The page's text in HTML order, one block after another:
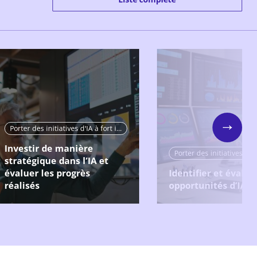
Porter des initiatives d'IA à fort impact
Investir de manière
stratégique dans l’IA et
évaluer les progrès
réalisés
Identifier et
opportunités d’IA
Next